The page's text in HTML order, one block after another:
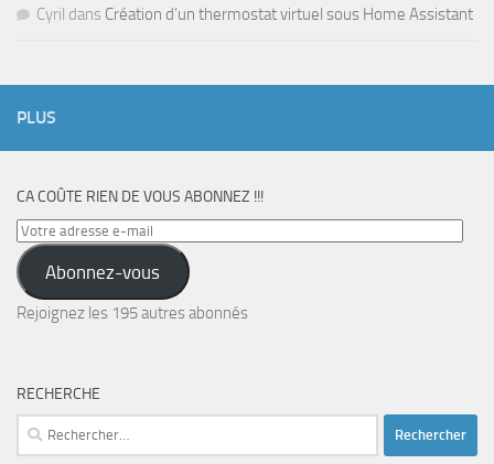
Cyril dans Création d’un thermostat virtuel sous Home Assistant
PLUS
CA COÛTE RIEN DE VOUS ABONNEZ !!!
Votre
adresse
e-
mail
Abonnez-vous
Rejoignez les 195 autres abonnés
RECHERCHE
Rechercher :